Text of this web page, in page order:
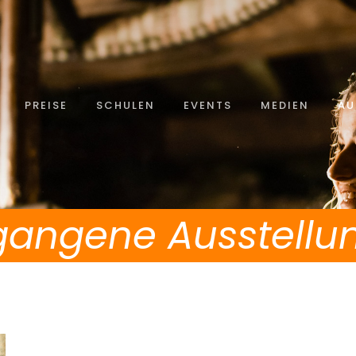
PREISE SCHULEN EVENTS MEDIEN